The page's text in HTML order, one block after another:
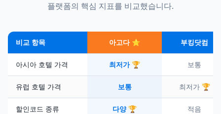
플랫폼의 핵심 지표를 비교했습니다.
비교 항목 아고다 ⭐ 부킹닷컴
아시아 호텔 가격 최저가 🏆 보통
유럽 호텔 가격 보통 최저가 🏆
할인코드 종류 다양 🏆 적음